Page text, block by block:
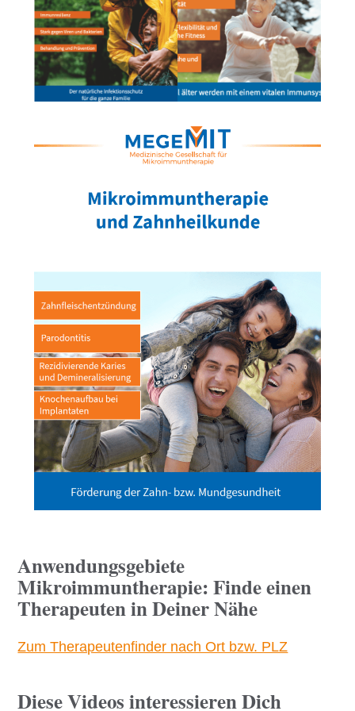
Anwendungsgebiete
Mikroimmuntherapie: Finde einen
Therapeuten in Deiner Nähe
Zum Therapeutenfinder nach Ort bzw. PLZ
Diese Videos interessieren Dich